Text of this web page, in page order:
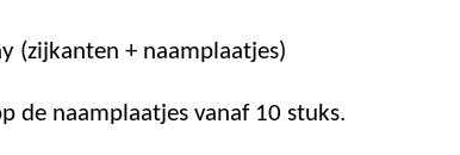
(zijkanten + naamplaatjes)
de naamplaatjes vanaf 10 stuks.